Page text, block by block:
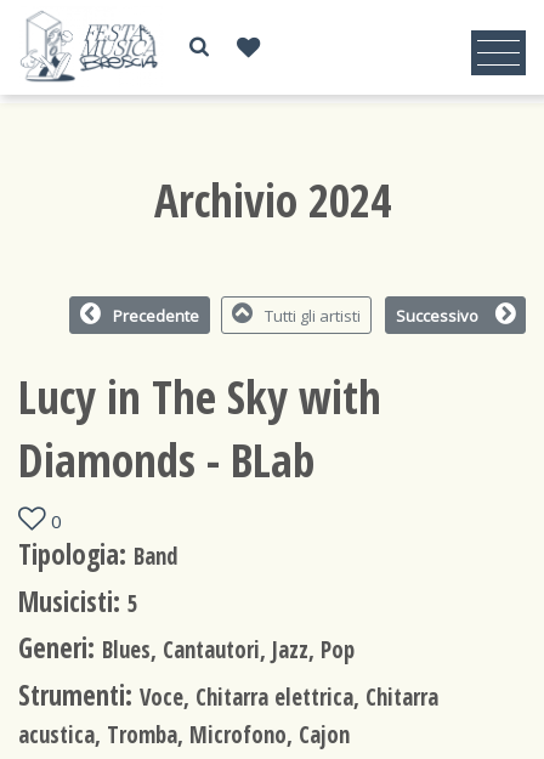
Archivio 2024
Precedente Tutti gli artisti Successivo
Lucy in The Sky with
Diamonds - BLab
0
Tipologia: Band
Musicisti: 5
Generi: Blues, Cantautori, Jazz, Pop
Strumenti: Voce, Chitarra elettrica, Chitarra
acustica, Tromba, Microfono, Cajon